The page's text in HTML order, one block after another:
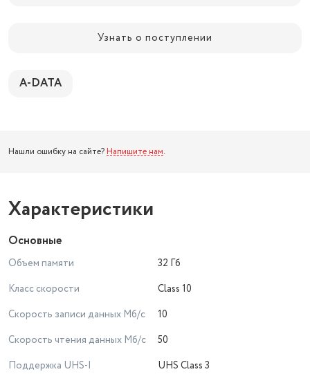
Узнать о поступлении
A-DATA
Нашли ошибку на сайте? Напишите нам.
Характеристики
Основные
Объем памяти
32 Гб
Класс скорости
Class 10
Скорость записи данных Мб/с
10
Скорость чтения данных Мб/с
50
Поддержка UHS-I
UHS Class 3